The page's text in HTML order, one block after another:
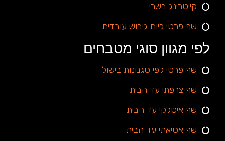
קייטרינג בשרי
שף פרטי ליום גיבוש עובדים
לפי מגוון סוגי מטבחים
שף פרטי לפי סגנונות בישול
שף צרפתי עד הבית
שף איטלקי עד הבית
שף אסיאתי עד הבית